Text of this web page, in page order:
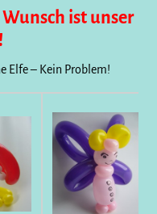
ist unser
Elfe – Kein Problem!